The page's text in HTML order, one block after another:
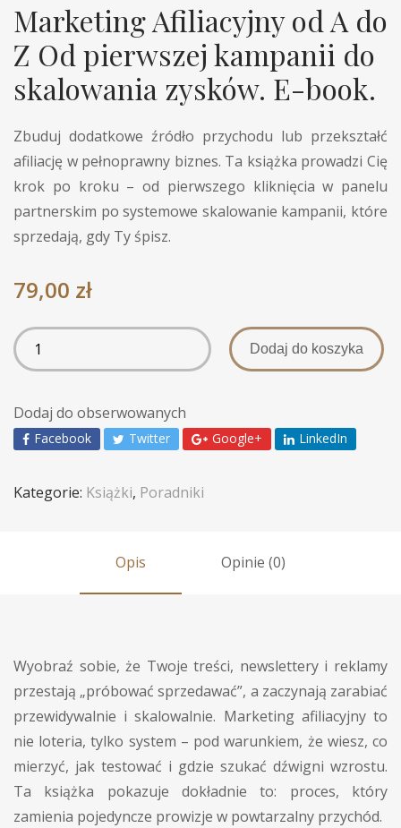
Marketing Afiliacyjny od A do
Z Od pierwszej kampanii do
skalowania zysków. E-book.
Zbuduj dodatkowe źródło przychodu lub przekształć
afiliację w pełnoprawny biznes. Ta książka prowadzi Cię
krok po kroku – od pierwszego kliknięcia w panelu
partnerskim po systemowe skalowanie kampanii, które
sprzedają, gdy Ty śpisz.
79,00 zł
Dodaj do koszyka
Dodaj do obserwowanych
Facebook Twitter Google+ LinkedIn
Kategorie: Książki, Poradniki
Opis Opinie (0)
Wyobraź sobie, że Twoje treści, newslettery i reklamy
przestają „próbować sprzedawać”, a zaczynają zarabiać
przewidywalnie i skalowalnie. Marketing afiliacyjny to
nie loteria, tylko system – pod warunkiem, że wiesz, co
mierzyć, jak testować i gdzie szukać dźwigni wzrostu.
Ta książka pokazuje dokładnie to: proces, który
zamienia pojedyncze prowizje w powtarzalny przychód.